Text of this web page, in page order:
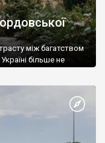
між багатством
більше не